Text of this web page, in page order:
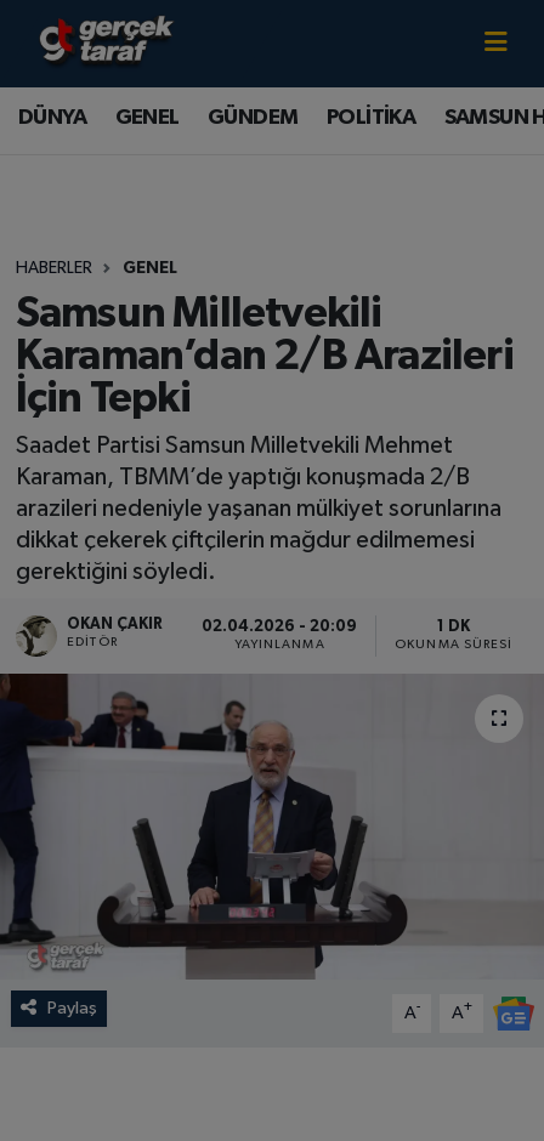
DÜNYA GENEL GÜNDEM POLİTİKA SAMSUN
HABERLER GENEL
Samsun Milletvekili
Karaman’dan 2/B Arazileri
İçin Tepki
Saadet Partisi Samsun Milletvekili Mehmet
Karaman, TBMM’de yaptığı konuşmada 2/B
arazileri nedeniyle yaşanan mülkiyet sorunlarına
dikkat çekerek çiftçilerin mağdur edilmemesi
gerektiğini söyledi.
OKAN ÇAKIR
EDITÖR
02.04.2026 - 20:09
YAYINLANMA
1 DK
OKUNMA SÜRESI
Paylaş A- A+
Canlı TV İzle
DÜNYA
POLİTİKA
SAMSUN HABER
SAMSUNSPOR
SAĞLIK
TEKNOLOJİ
SPOR
EKONOMİ
TEKNOLOJİ
YEMEK
Samsun Nöbetçi Eczaneler
Samsun Trafik Yoğunluk Haritası
Süper Lig Puan Durumu ve Fikstür
Tüm Manşetler
Son Dakika Haberleri
Haber Arşivi